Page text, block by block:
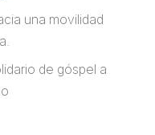
una movilidad
de góspel a